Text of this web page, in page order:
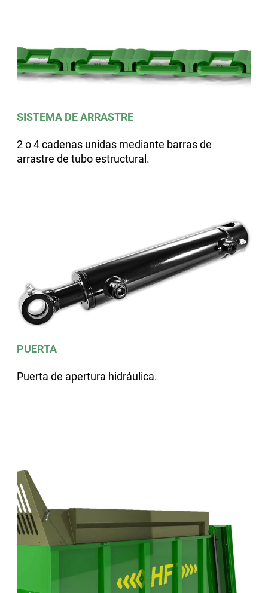
SISTEMA DE ARRASTRE
2 o 4 cadenas unidas mediante barras de
arrastre de tubo estructural.
PUERTA
Puerta de apertura hidráulica.